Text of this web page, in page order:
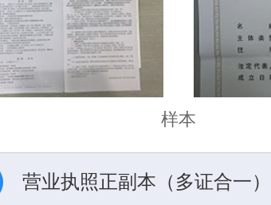
样本
营业执照正副本（多证合一）